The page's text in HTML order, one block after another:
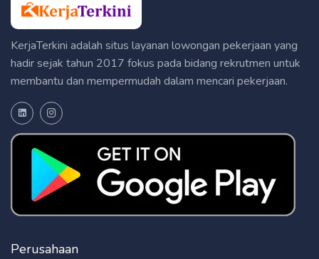
KerjaTerkini adalah situs layanan lowongan pekerjaan yang
hadir sejak tahun 2017 fokus pada bidang rekrutmen untuk
membantu dan mempermudah dalam mencari pekerjaan.
Perusahaan